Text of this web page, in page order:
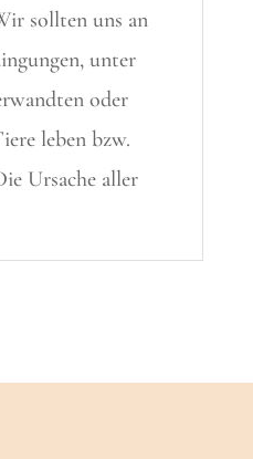
sollten uns an
unter
oder
leben bzw.
Ursache aller